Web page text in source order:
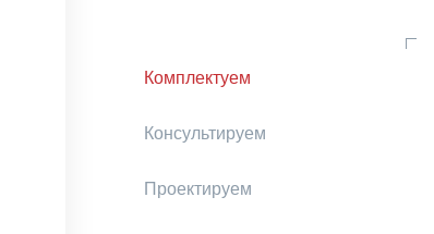
Комплектуем
Консультируем
Проектируем